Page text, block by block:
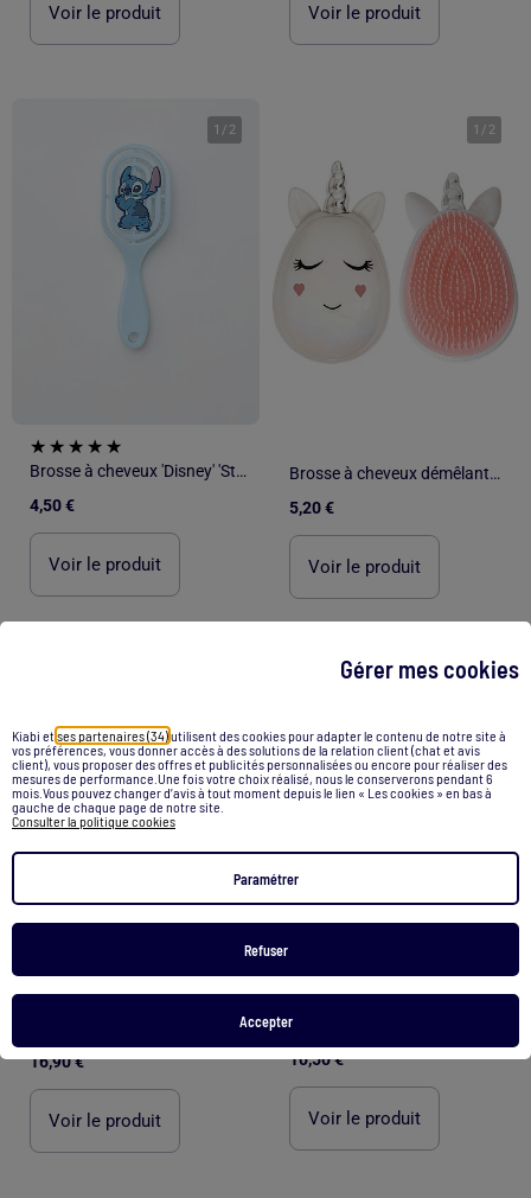
Gérer mes cookies
Kiabi et ses partenaires (34)utilisent des cookies pour adapter le contenu de notre site à
vos préférences, vous donner accès à des solutions de la relation client (chat et avis
client), vous proposer des offres et publicités personnalisées ou encore pour réaliser des
mesures de performance.Une fois votre choix réalisé, nous le conserverons pendant 6
mois.Vous pouvez changer d’avis à tout moment depuis le lien « Les cookies » en bas à
gauche de chaque page de notre site.
Consulter la politique cookies
Paramétrer
Refuser
Accepter
Voir le produit Voir le produit
1 / 2
Brosse à cheveux 'Disney' 'Stitch'
4,50 €
Voir le produit
1 / 2
Brosse à cheveux démêlante licorne
5,20 €
Voir le produit
Brosse à cheveux nomade picots bois hêtre
16,90 €
Voir le produit
1 /5
10,50 €
Voir le produit